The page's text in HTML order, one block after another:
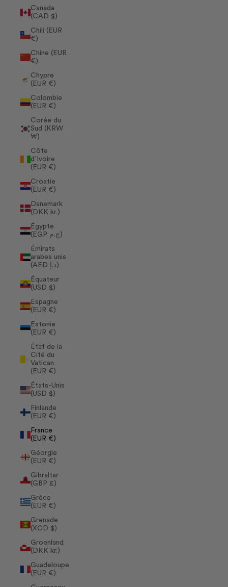
Canada
(CAD $)
Chili (EUR
€)
Chine (EUR
€)
Chypre
(EUR €)
Colombie
(EUR €)
Corée du
Sud (KRW
₩)
Côte
d’Ivoire
(EUR €)
Croatie
(EUR €)
Danemark
(DKK kr.)
Égypte
(EGP ج.م)
Émirats
arabes unis
(AED د.إ)
Équateur
(USD $)
Espagne
(EUR €)
Estonie
(EUR €)
État de la
Cité du
Vatican
(EUR €)
États-Unis
(USD $)
Finlande
(EUR €)
France
(EUR €)
Géorgie
(EUR €)
Gibraltar
(GBP £)
Grèce
(EUR €)
Grenade
(XCD $)
Groenland
(DKK kr.)
Guadeloupe
(EUR €)